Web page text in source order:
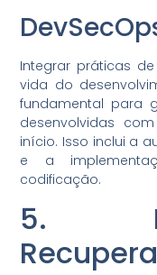
Integrar práticas
vida do
fundamental para
desenvolvidas
início. Isso inclui a
e a
codificação.
5.